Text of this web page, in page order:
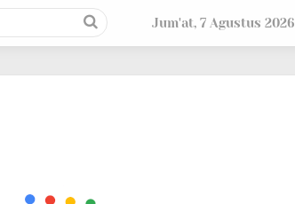
Jum'at, 7 Agustus 2026